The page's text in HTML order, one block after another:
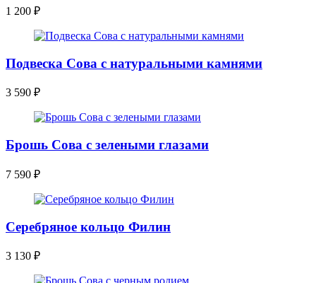
1 200 ₽
Подвеска Сова с натуральными камнями
3 590 ₽
Брошь Сова с зелеными глазами
7 590 ₽
Серебряное кольцо Филин
3 130 ₽